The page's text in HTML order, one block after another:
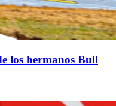
los hermanos Bull